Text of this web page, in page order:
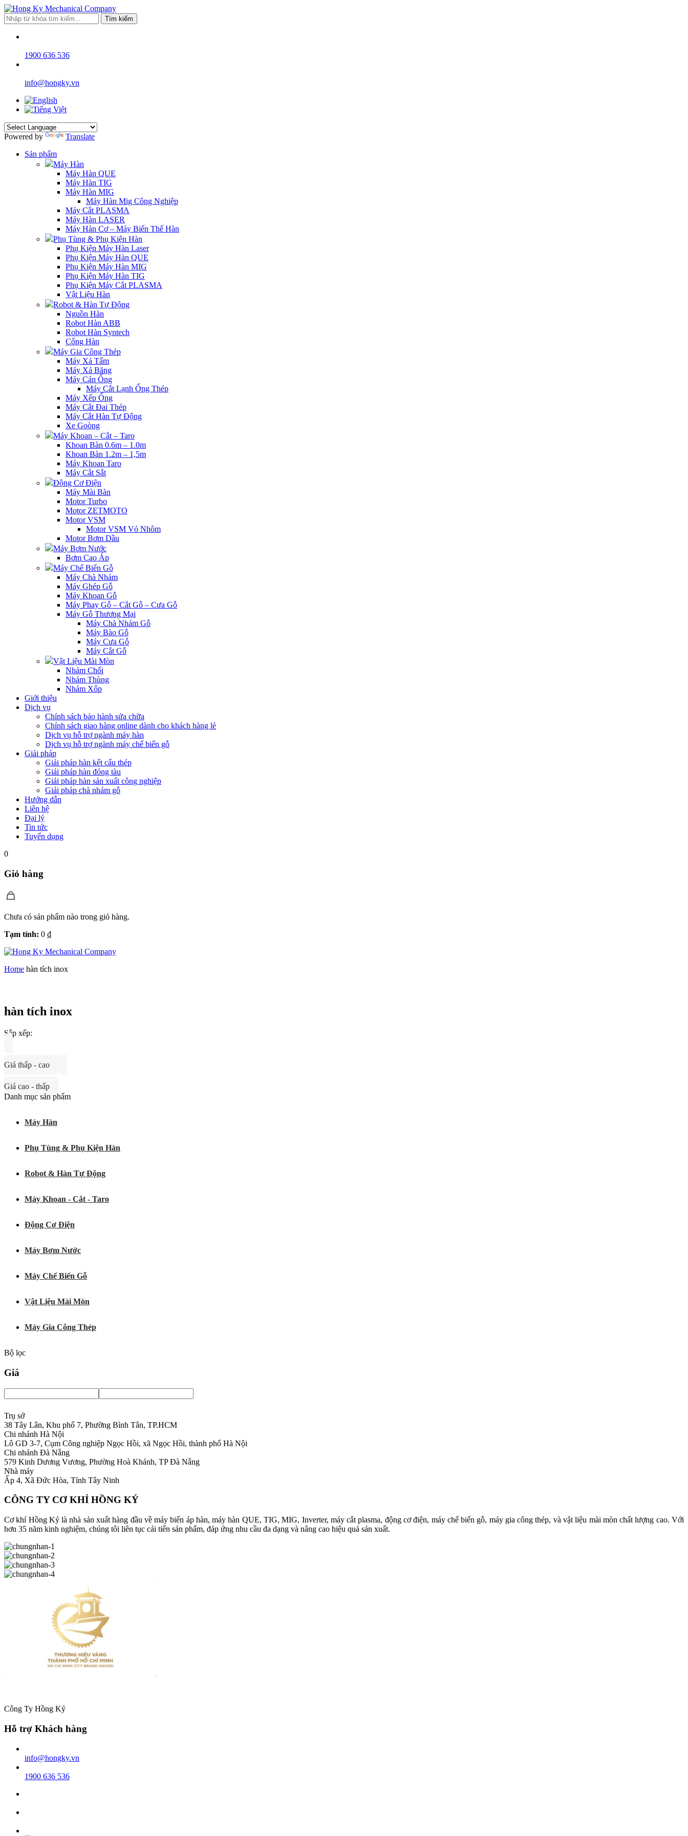
Tìm kiếm
1900 636 536
info@hongky.vn
Powered by
Translate
Sản phẩm
Máy Hàn
Máy Hàn QUE
Máy Hàn TIG
Máy Hàn MIG
Máy Hàn Mig Công Nghiệp
Máy Cắt PLASMA
Máy Hàn LASER
Máy Hàn Cơ – Máy Biến Thế Hàn
Phụ Tùng & Phụ Kiện Hàn
Phụ Kiện Máy Hàn Laser
Phụ Kiện Máy Hàn QUE
Phụ Kiện Máy Hàn MIG
Phụ Kiện Máy Hàn TIG
Phụ Kiện Máy Cắt PLASMA
Vật Liệu Hàn
Robot & Hàn Tự Động
Nguồn Hàn
Robot Hàn ABB
Robot Hàn Syntech
Cổng Hàn
Máy Gia Công Thép
Máy Xả Tấm
Máy Xả Băng
Máy Cán Ống
Máy Cắt Lạnh Ống Thép
Máy Xếp Ống
Máy Cắt Đai Thép
Máy Cắt Hàn Tự Động
Xe Goòng
Máy Khoan – Cắt – Taro
Khoan Bàn 0.6m – 1.0m
Khoan Bàn 1.2m – 1,5m
Máy Khoan Taro
Máy Cắt Sắt
Động Cơ Điện
Máy Mài Bàn
Motor Turbo
Motor ZETMOTO
Motor VSM
Motor VSM Vỏ Nhôm
Motor Bơm Dầu
Máy Bơm Nước
Bơm Cao Áp
Máy Chế Biến Gỗ
Máy Chà Nhám
Máy Ghép Gỗ
Máy Khoan Gỗ
Máy Phay Gỗ – Cắt Gỗ – Cưa Gỗ
Máy Gỗ Thương Mại
Máy Chà Nhám Gỗ
Máy Bào Gỗ
Máy Cưa Gỗ
Máy Cắt Gỗ
Vật Liệu Mài Mòn
Nhám Chổi
Nhám Thùng
Nhám Xốp
Giới thiệu
Dịch vụ
Chính sách bảo hành sửa chữa
Chính sách giao hàng online dành cho khách hàng lẻ
Dịch vụ hỗ trợ ngành máy hàn
Dịch vụ hỗ trợ ngành máy chế biến gỗ
Giải pháp
Giải pháp hàn kết cấu thép
Giải pháp hàn đóng tàu
Giải pháp hàn sản xuất công nghiệp
Giải pháp chà nhám gỗ
Hướng dẫn
Liên hệ
Đại lý
Tin tức
Tuyển dụng
0
Giỏ hàng
Chưa có sản phẩm nào trong giỏ hàng.
Tạm tính: 0 ₫
Home hàn tích inox
hàn tích inox
Sắp xếp:
Giá thấp - cao
Giá cao - thấp
Danh mục sản phẩm
Máy Hàn
Phụ Tùng & Phụ Kiện Hàn
Robot & Hàn Tự Động
Máy Khoan - Cắt - Taro
Động Cơ Điện
Máy Bơm Nước
Máy Chế Biến Gỗ
Vật Liệu Mài Mòn
Máy Gia Công Thép
Bộ lọc
Giá
Trụ sở
38 Tây Lân, Khu phố 7, Phường Bình Tân, TP.HCM
Chi nhánh Hà Nội
Lô GD 3-7, Cụm Công nghiệp Ngọc Hồi, xã Ngọc Hồi, thành phố Hà Nội
Chi nhánh Đà Nẵng
579 Kinh Dương Vương, Phường Hoà Khánh, TP Đà Nẵng
Nhà máy
Ấp 4, Xã Đức Hòa, Tỉnh Tây Ninh
CÔNG TY CƠ KHÍ HỒNG KÝ
Cơ khí Hồng Ký là nhà sản xuất hàng đầu về máy biến áp hàn, máy hàn QUE, TIG, MIG, Inverter, máy cắt plasma, động cơ điện, máy chế biến gỗ, máy gia công thép, và vật liệu mài mòn chất lượng cao. Với
hơn 35 năm kinh nghiệm, chúng tôi liên tục cải tiến sản phẩm, đáp ứng nhu cầu đa dạng và nâng cao hiệu quả sản xuất.
Công Ty Hồng Ký
Hỗ trợ Khách hàng
info@hongky.vn
1900 636 536